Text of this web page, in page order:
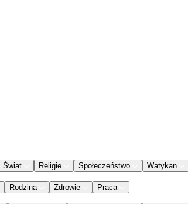
Świat Religie Społeczeństwo Watykan
Rodzina Zdrowie Praca